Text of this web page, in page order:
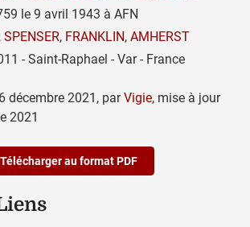
le 9 avril 1943 à AFN
, SPENSER, FRANKLIN, AMHERST
- Saint-Raphael - Var - France
décembre 2021 , parVigie, mise à jour
2021
Télécharger au format PDF